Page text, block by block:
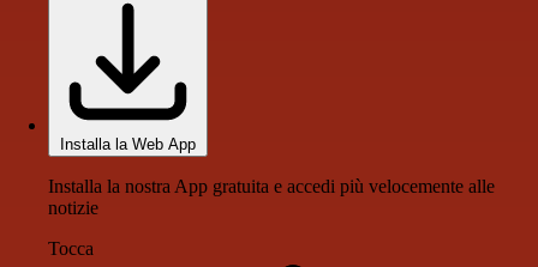
Installa la Web App
Installa la nostra App gratuita e accedi più velocemente alle
notizie
Tocca